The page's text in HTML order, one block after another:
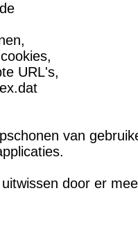
URL's,
van
door er